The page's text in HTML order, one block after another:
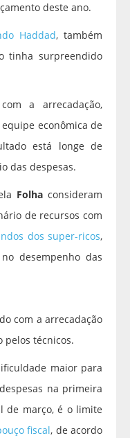
deste ano.
Haddad, também
tinha surpreendido
a arrecadação,
econômica de
está longe de
das despesas.
Folha consideram
de recursos com
dos super-ricos,
desempenho das
com a arrecadação
pelos técnicos.
maior para
na primeira
de março, é o limite
fiscal, de acordo